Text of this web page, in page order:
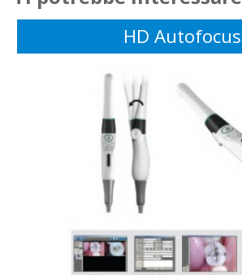
HD Autofocus